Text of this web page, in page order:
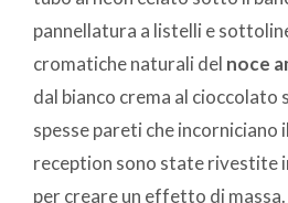
pannellatura a listelli e
cromatiche naturali del noce
dal bianco crema al cioccolato
spesse pareti che incorniciano
reception sono state rivestite
per creare un effetto di massa.